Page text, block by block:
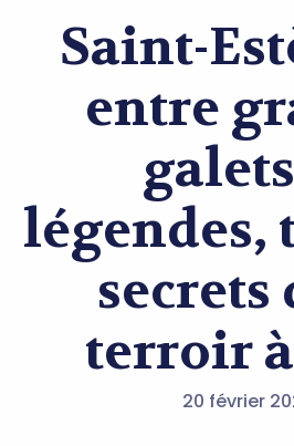
Saint-
entre
légendes,
secrets
terroir
20 février